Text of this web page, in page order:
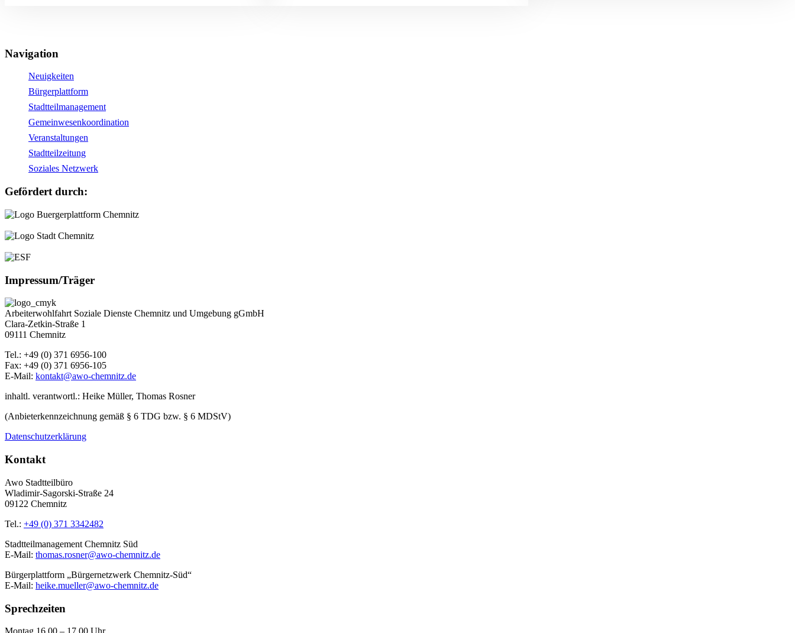
Navigation
Neuigkeiten
Bürgerplattform
Stadtteilmanagement
Gemeinwesenkoordination
Veranstaltungen
Stadtteilzeitung
Soziales Netzwerk
Gefördert durch:
Impressum/Träger
Arbeiterwohlfahrt Soziale Dienste Chemnitz und Umgebung gGmbH
Clara-Zetkin-Straße 1
09111 Chemnitz
Tel.: +49 (0) 371 6956-100
Fax: +49 (0) 371 6956-105
E-Mail: kontakt@awo-chemnitz.de
inhaltl. verantwortl.: Heike Müller, Thomas Rosner
(Anbieterkennzeichnung gemäß § 6 TDG bzw. § 6 MDStV)
Datenschutzerklärung
Kontakt
Awo Stadtteilbüro
Wladimir-Sagorski-Straße 24
09122 Chemnitz
Tel.: +49 (0) 371 3342482
Stadtteilmanagement Chemnitz Süd
E-Mail: thomas.rosner@awo-chemnitz.de
Bürgerplattform „Bürgernetzwerk Chemnitz-Süd“
E-Mail: heike.mueller@awo-chemnitz.de
Sprechzeiten